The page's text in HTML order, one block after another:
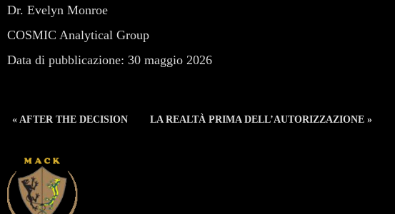
Dr. Evelyn Monroe
COSMIC Analytical Group
Data di pubblicazione: 30 maggio 2026
« AFTER THE DECISION LA REALTÀ PRIMA DELL’AUTORIZZAZIONE »